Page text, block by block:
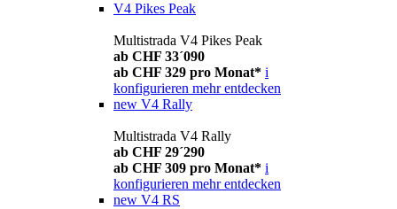
V4 Pikes Peak
Multistrada V4 Pikes Peak
ab CHF 33´090
ab CHF 329 pro Monat* i
konfigurieren mehr entdecken
new V4 Rally
Multistrada V4 Rally
ab CHF 29´290
ab CHF 309 pro Monat* i
konfigurieren mehr entdecken
new V4 RS